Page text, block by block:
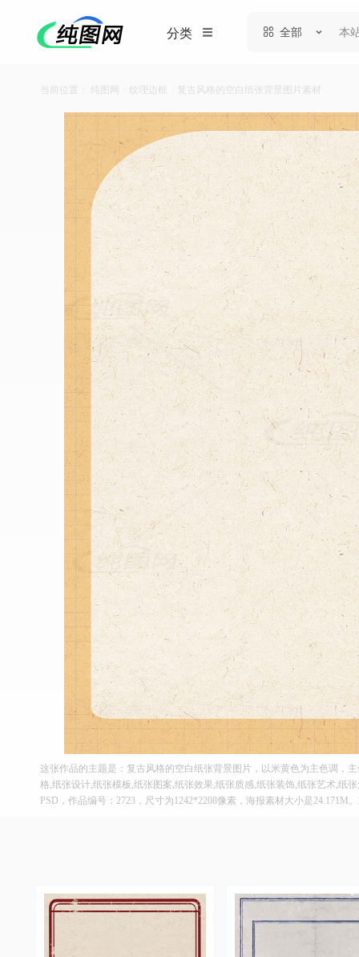
分类 全部
当前位置： 纯图网 纹理边框 复古风格的空白纸张背景图片素材
这张作品的主题是：复古风格的空白纸张背景图片，以米黄色为主色调，
格,纸张设计,纸张模板,纸张图案,纸张效果,纸张质感,纸张装饰,纸张艺术,纸
PSD，作品编号：2723，尺寸为1242*2208像素，海报素材大小是24.171M